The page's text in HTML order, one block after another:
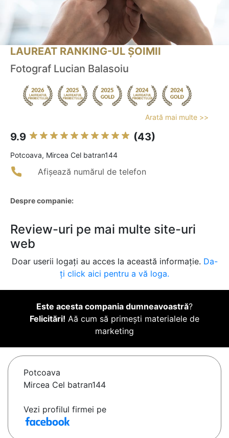
LAUREAT RANKING-UL ȘOIMII
Fotograf Lucian Balasoiu
Arată mai multe >>
9.9 (43)
Potcoava, Mircea Cel batran144
Afișează numărul de telefon
Despre companie:
Review-uri pe mai multe site-uri
web
Doar userii logați au acces la această informație. Da-
ți click aici pentru a vă loga.
Este acesta compania dumneavoastră?
Felicitări! Aă cum să primești materialele de
marketing
Potcoava
Mircea Cel batran144
Vezi profilul firmei pe